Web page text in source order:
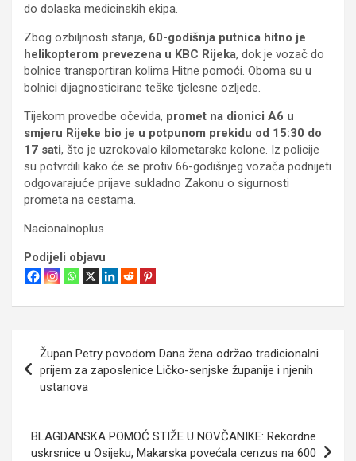
do dolaska medicinskih ekipa.
Zbog ozbiljnosti stanja, 60-godišnja putnica hitno je
helikopterom prevezena u KBC Rijeka, dok je vozač do
bolnice transportiran kolima Hitne pomoći. Oboma su u
bolnici dijagnosticirane teške tjelesne ozljede.
Tijekom provedbe očevida, promet na dionici A6 u
smjeru Rijeke bio je u potpunom prekidu od 15:30 do
17 sati, što je uzrokovalo kilometarske kolone. Iz policije
su potvrdili kako će se protiv 66-godišnjeg vozača podnijeti
odgovarajuće prijave sukladno Zakonu o sigurnosti
prometa na cestama.
Nacionalnoplus
Podijeli objavu
Navigacija
objava
Župan Petry povodom Dana žena održao tradicionalni
prijem za zaposlenice Ličko-senjske županije i njenih
ustanova
BLAGDANSKA POMOĆ STIŽE U NOVČANIKE: Rekordne
uskrsnice u Osijeku, Makarska povećala cenzus na 600